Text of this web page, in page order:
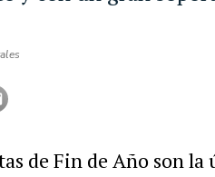
de Fin de Año son